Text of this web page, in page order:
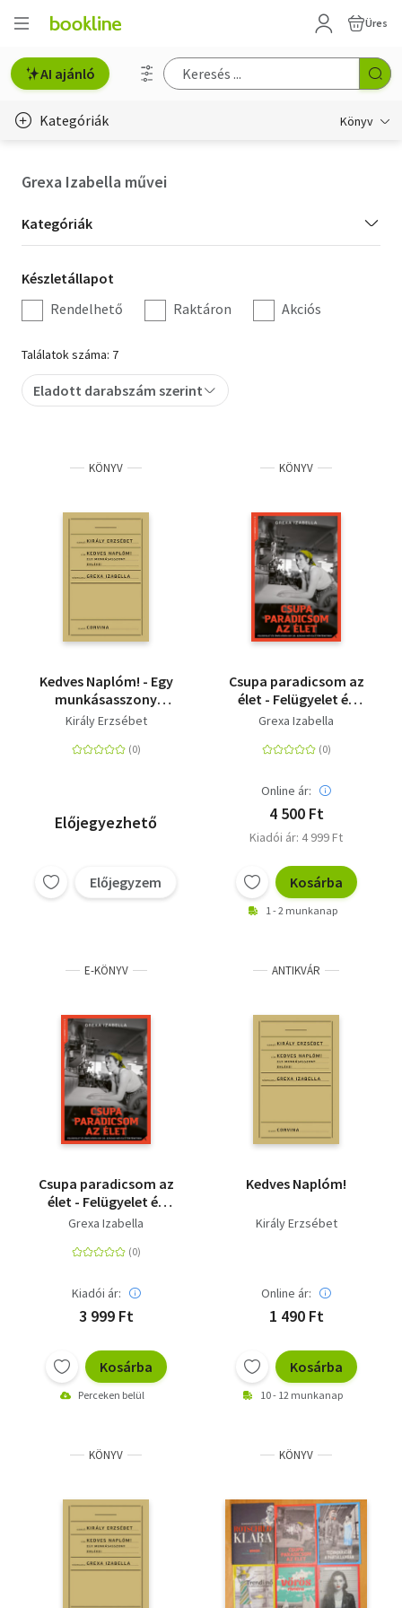
Üres
AI ajánló
Kategóriák Könyv
Hobbi, szabadidő
Irodalom
Művészet
Szakkönyv
Tankönyv, segédkönyv
Társadalomtudomány
Természettudomány
Történelem
Grexa Izabella művei
Kategória
szűrés
Kategóriák
Készletállapot
szűrés
Készletállapot
Rendelhető
Raktáron Akciós
Találatok száma: 7
Eladott darabszám szerint
KÖNYV
Kedves Naplóm! - Egy
munkásasszony
emlékei
Király Erzsébet
Előjegyezhető
Előjegyzem
KÖNYV
Csupa paradicsom az
élet - Felügyelet és
önfejűség egy 20.
élettörténetben
Grexa Izabella
Online ár:
4 500 Ft
Kiadói ár: 4 999 Ft
Kosárba
1 - 2 munkanap
E-KÖNYV
Csupa paradicsom az
élet - Felügyelet és
önfejűség egy 20.
élettörténetben
Grexa Izabella
Kiadói ár:
3 999 Ft
Kosárba
Perceken belül
ANTIKVÁR
Kedves Naplóm!
Király Erzsébet
Online ár:
1 490 Ft
Kosárba
10 - 12 munkanap
KÖNYV KÖNYV